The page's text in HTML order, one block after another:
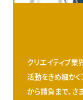
クリエイティブ
活動をきめ細かく
から請負まで、